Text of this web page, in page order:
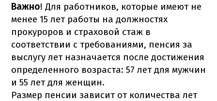
Важно! Для работников, которые имеют не
менее 15 лет работы на должностях
прокуроров и страховой стаж в
соответствии с требованиями, пенсия за
выслугу лет назначается после достижения
определенного возраста: 57 лет для мужчин
и 55 лет для женщин.
Размер пенсии зависит от количества лет